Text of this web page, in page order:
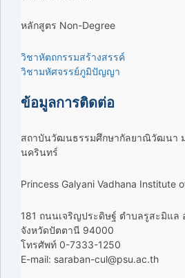
หลักสูตร Non-Degree
วิชาหัตถกรรมสร้างสรรค์
วิชามหัศจรรย์ภูมิปัญญา
ข้อมูลการติดต่อ
สถาบันวัฒนธรรมศึกษากัลยาณิวัฒนา
นครินทร์
Princess Galyani Vadhana Institute
181 ถนนเจริญประดิษฐ์ ตำบลรูสะมิแล
จังหวัดปัตตานี 94000
โทรศัพท์ 0-7333-1250
E-mail: saraban-cul@psu.ac.th